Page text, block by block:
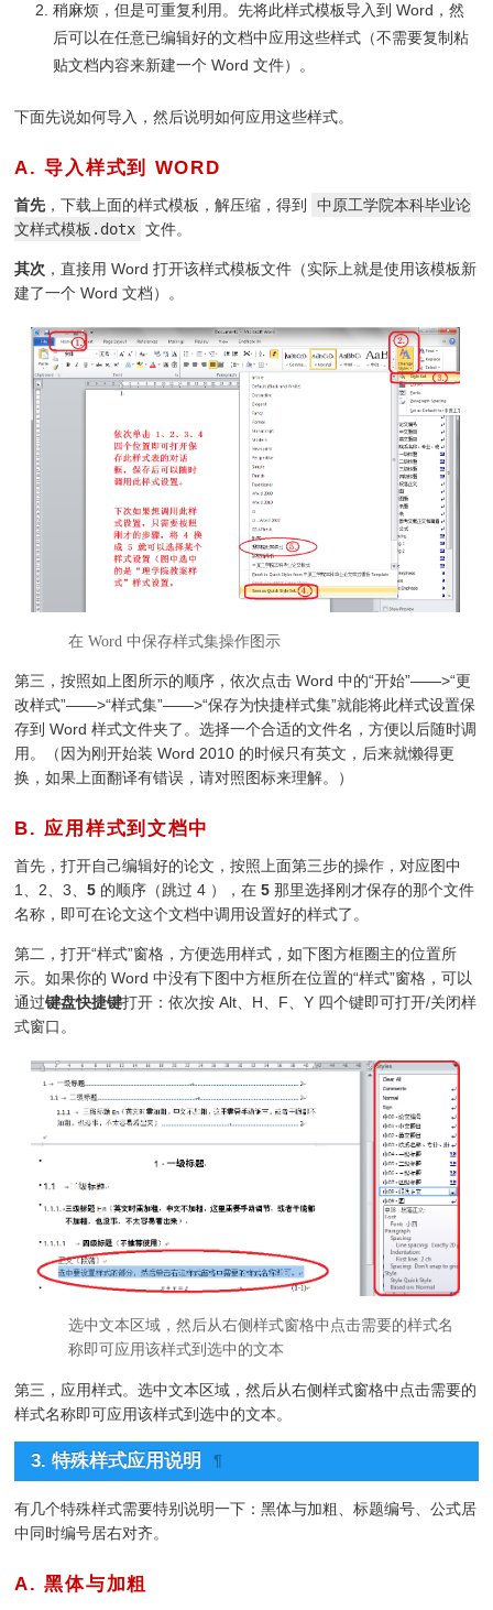
稍麻烦，但是可重复利用。先将此样式模板导入到 Word，然
后可以在任意已编辑好的文档中应用这些样式（不需要复制粘
贴文档内容来新建一个 Word 文件）。
下面先说如何导入，然后说明如何应用这些样式。
A. 导入样式到 WORD
首先，下载上面的样式模板，解压缩，得到
中原工学院本科毕业论
文样式模板.dotx 文件。
其次 ，直接用 Word 打开该样式模板文件（实际上就是使用该模板新
建了一个 Word 文档）。
在 Word 中保存样式集操作图示
第三，按照如上图所示的顺序，依次点击 Word 中的“开始”——>“更
改样式”——>“样式集”——>“保存为快捷样式集”就能将此样式设置保
存到 Word 样式文件夹了。选择一个合适的文件名，方便以后随时调
用。（因为刚开始装 Word 2010 的时候只有英文，后来就懒得更
换，如果上面翻译有错误，请对照图标来理解。）
B. 应用样式到文档中
首先，打开自己编辑好的论文，按照上面第三步的操作，对应图中
1、2、3、5 的顺序（跳过 4 ），在5 那里选择刚才保存的那个文件
名称，即可在论文这个文档中调用设置好的样式了。
第二，打开“样式”窗格，方便选用样式，如下图方框圈主的位置所
示。如果你的 Word 中没有下图中方框所在位置的“样式”窗格，可以
通过键盘快捷键打开：依次按 Alt、H、F、Y 四个键即可打开/关闭样
式窗口。
选中文本区域，然后从右侧样式窗格中点击需要的样式名
称即可应用该样式到选中的文本
第三，应用样式。选中文本区域，然后从右侧样式窗格中点击需要的
样式名称即可应用该样式到选中的文本。
3. 特殊样式应用说明 ¶
有几个特殊样式需要特别说明一下：黑体与加粗、标题编号、公式居
中同时编号居右对齐。
A. 黑体与加粗